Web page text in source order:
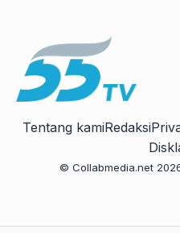
Tentang kamiRedaksi
© Collabmedia.net